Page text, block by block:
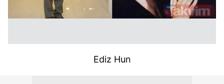
Ediz Hun